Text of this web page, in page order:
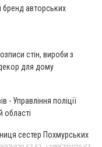
бренд авторських
стін, вироби з
для дому
- Управління поліції
області
сестер Похмурських